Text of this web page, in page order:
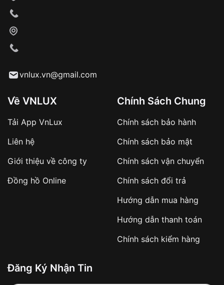
Từ khóa SEO:
sản phẩm đặc biệt
hàng
Số tiền còn lại thanh toán khi nhận hàng hoặc
✔️ Đảm bảo xử lý đơn hàng nhanh chóng
✔️ Hạn chế tình trạng hủy đơn không mong
Từ khóa SEO:
vnlux.vn@gmail.com
Về VNLUX
Tải App VnLux
Liên hệ
Giới thiệu về công ty
Đồng hồ Online
Chính Sách Chung
Chính sách bảo hành
Chính sách bảo mật
Chính sách vận chuyển
Chính sách đổi trả
Hướng dẫn mua hàng
Hướng dẫn thanh toán
Chính sách kiểm hàng
Đăng Ký Nhận Tin